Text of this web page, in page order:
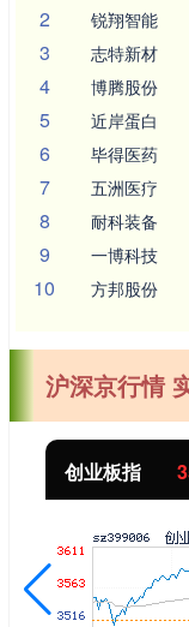
2 锐翔智能
3 志特新材
4 博腾股份
5 近岸蛋白
6 毕得医药
7 五洲医疗
8 耐科装备
9 一博科技
10 方邦股份
沪深京行情
创业板指